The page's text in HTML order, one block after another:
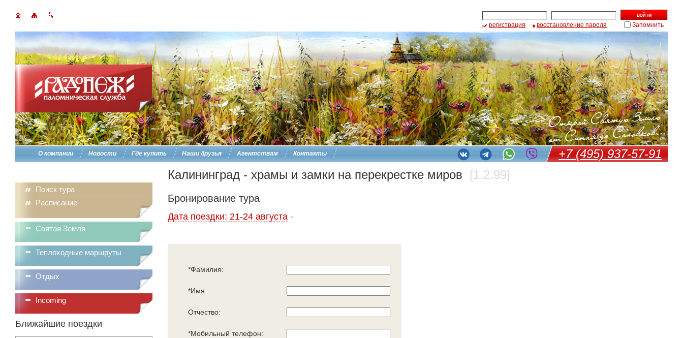
регистрация восстановление пароля Запомнить
О компании Новости Где купить Наши друзья Агентствам Контакты +7 (495) 937-57-91
Поиск тура
Расписание
Святая Земля
Теплоходные маршруты
Отдых
Incoming
Ближайшие поездки
Калининград - храмы и замки на перекрестке миров [1.2.99]
Бронирование тура
Дата поездки: 21-24 августа
*Фамилия:
*Имя:
Отчество:
*Мобильный телефон: